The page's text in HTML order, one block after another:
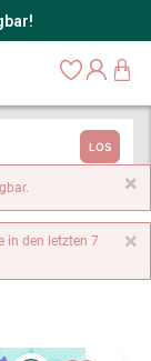
LOS
×
×
in den letzten 7